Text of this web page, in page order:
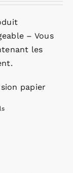
– Vous
les
papier